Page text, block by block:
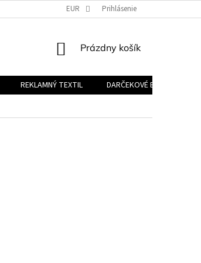
EUR Prihlásenie
NÁKUPNÝ
Prázdny košík
REKLAMNÝ TEXTIL
DARČEKOVÉ BALÍČKY